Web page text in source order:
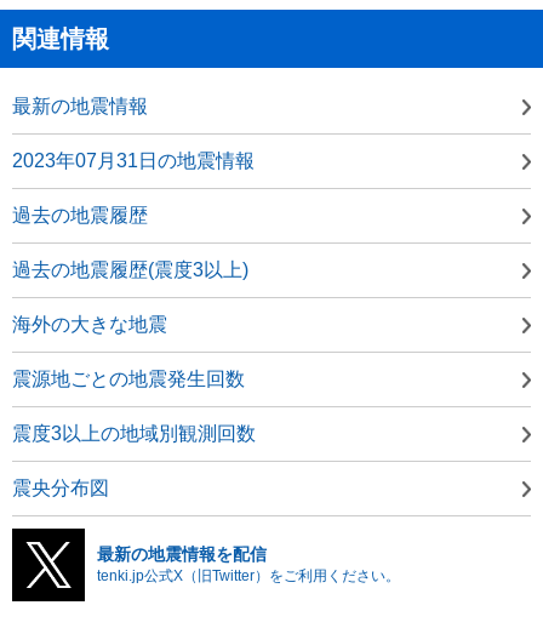
関連情報
最新の地震情報
2023年07月31日の地震情報
過去の地震履歴
過去の地震履歴(震度3以上)
海外の大きな地震
震源地ごとの地震発生回数
震度3以上の地域別観測回数
震央分布図
最新の地震情報を配信
tenki.jp公式X（旧Twitter）をご利用ください。